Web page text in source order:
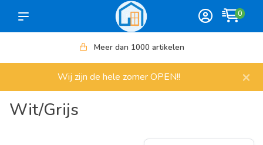
0
Meer dan 1000 artikelen
Wij zijn de hele zomer OPEN!! ×
Wit/Grijs